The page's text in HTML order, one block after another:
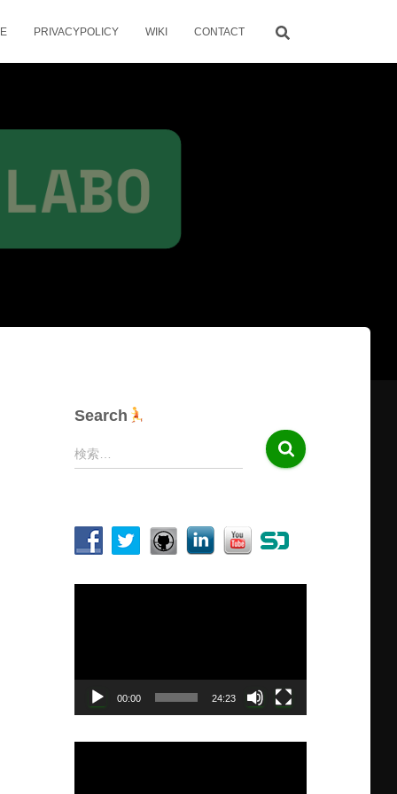
PRIVACYPOLICY WIKI CONTACT
Search
検
索
検索…
00:00 24:23